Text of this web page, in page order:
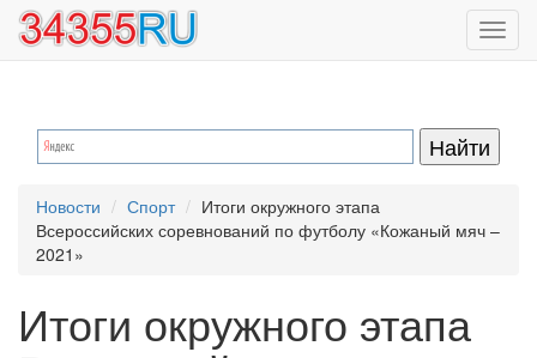
Перейти
основному
Новости Спорт
Итоги окружного этапа
Всероссийских соревнований по футболу «Кожаный мяч –
2021»
Итоги окружного этапа